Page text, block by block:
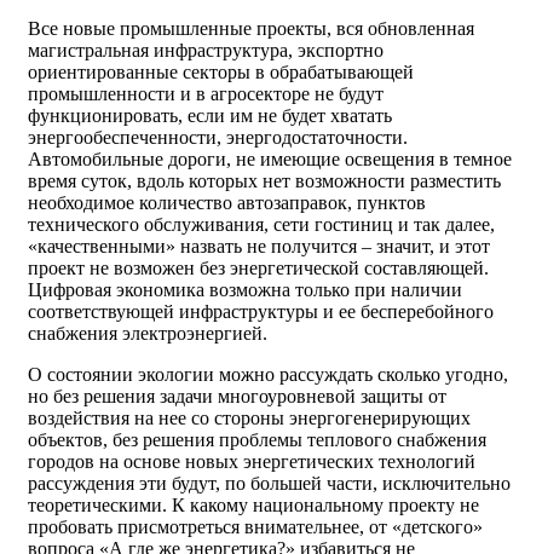
Все новые промышленные проекты, вся обновленная
магистральная инфраструктура, экспортно
ориентированные секторы в обрабатывающей
промышленности и в агросекторе не будут
функционировать, если им не будет хватать
энергообеспеченности, энергодостаточности.
Автомобильные дороги, не имеющие освещения в темное
время суток, вдоль которых нет возможности разместить
необходимое количество автозаправок, пунктов
технического обслуживания, сети гостиниц и так далее,
«качественными» назвать не получится – значит, и этот
проект не возможен без энергетической составляющей.
Цифровая экономика возможна только при наличии
соответствующей инфраструктуры и ее бесперебойного
снабжения электроэнергией.
О состоянии экологии можно рассуждать сколько угодно,
но без решения задачи многоуровневой защиты от
воздействия на нее со стороны энергогенерирующих
объектов, без решения проблемы теплового снабжения
городов на основе новых энергетических технологий
рассуждения эти будут, по большей части, исключительно
теоретическими. К какому национальному проекту не
пробовать присмотреться внимательнее, от «детского»
вопроса «А где же энергетика?» избавиться не